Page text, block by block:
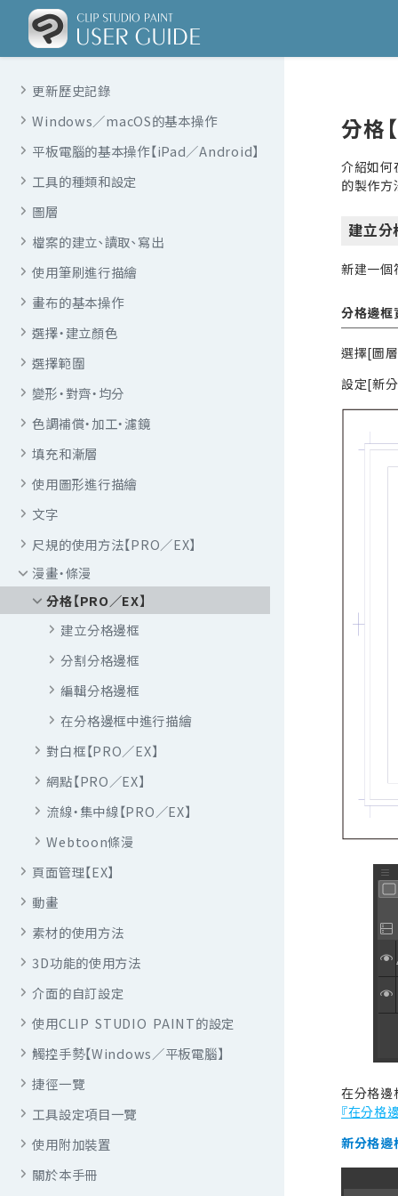
更新歷史記錄
Windows／macOS的基本操作
平板電腦的基本操作【iPad／Android】
工具的種類和設定
圖層
檔案的建立、讀取、寫出
使用筆刷進行描繪
畫布的基本操作
選擇・建立顏色
選擇範圍
變形・對齊・均分
色調補償・加工・濾鏡
填充和漸層
使用圖形進行描繪
文字
尺規的使用方法【PRO／EX】
漫畫・條漫
分格【PRO／EX】
建立分格邊框
分割分格邊框
編輯分格邊框
在分格邊框中進行描繪
對白框【PRO／EX】
網點【PRO／EX】
流線・集中線【PRO／EX】
Webtoon條漫
頁面管理【EX】
動畫
素材的使用方法
3D功能的使用方法
介面的自訂設定
使用CLIP STUDIO PAINT的設定
觸控手勢【Windows／平板電腦】
捷徑一覽
工具設定項目一覽
使用附加裝置
關於本手冊
分格
介紹如何
的製作方
建立分
新建一個
分格邊框
選擇[圖
設定[新
在分格邊
『在分格
新分格邊